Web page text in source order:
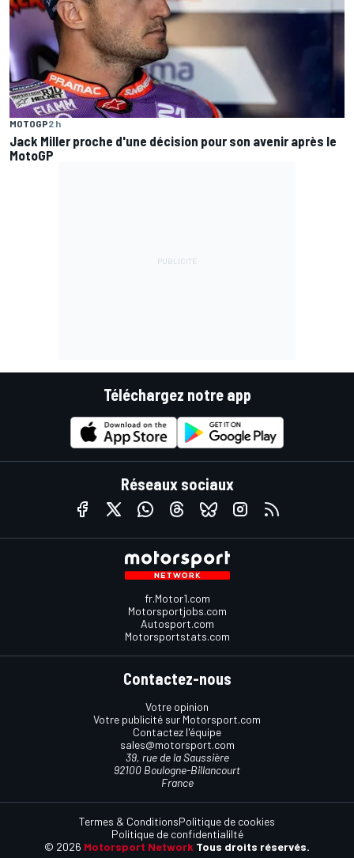
MOTOGP2 h
Jack Miller proche d'une décision pour son avenir après le
MotoGP
Téléchargez notre app
Réseaux sociaux
fr.Motor1.com
Motorsportjobs.com
Autosport.com
Motorsportstats.com
Contactez-nous
Votre opinion
Votre publicité sur Motorsport.com
Contactez l'équipe
sales@motorsport.com
39, rue de la Saussière
92100 Boulogne-Billancourt
France
© 2026 Motorsport Network Tous droits réservés.
Termes & ConditionsPolitique de cookies
Politique de confidentialilté